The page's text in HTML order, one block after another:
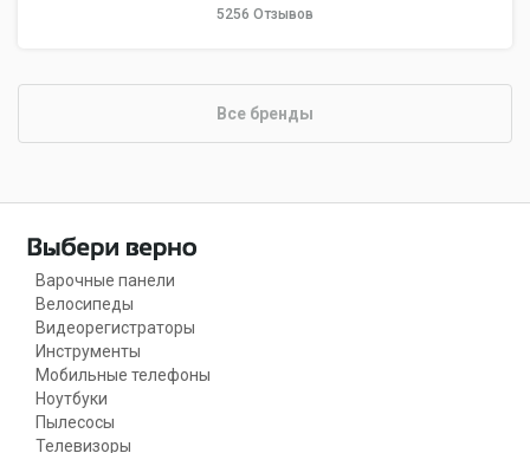
5256 Отзывов
Все бренды
Варочные панели
Велосипеды
Видеорегистраторы
Инструменты
Мобильные телефоны
Ноутбуки
Пылесосы
Телевизоры